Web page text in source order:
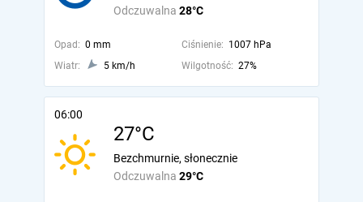
Odczuwalna 28°C
Opad: 0 mm Ciśnienie: 1007 hPa
Wiatr:
5 km/h Wilgotność: 27%
06:00
27°C
Odczuwalna 29°C
Bezchmurnie, słonecznie